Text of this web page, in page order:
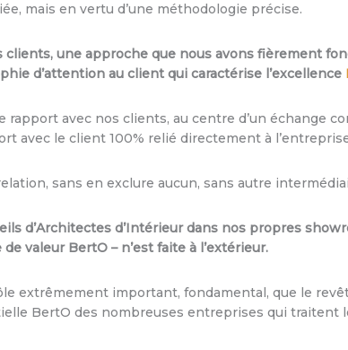
mais en vertu d’une méthodologie précise.
une approche que nous avons fièrement
d’attention au client qui caractérise l’excellence
avec nos clients, au centre d’un échange
avec le client 100% relié directement à
sans en exclure aucun, sans autre
d’Architectes d’Intérieur dans nos propres
valeur BertO – n’est faite à l’extérieur.
extrêmement important, fondamental, que le
BertO des nombreuses entreprises qui traitent